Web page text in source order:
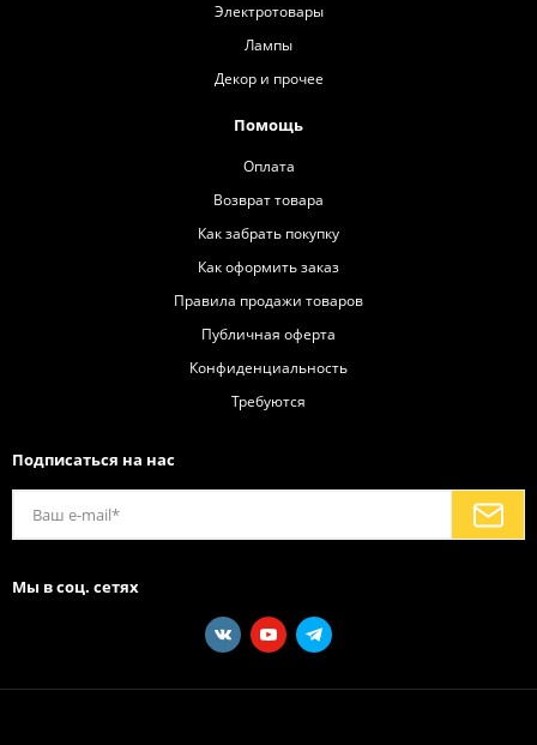
Электротовары
Лампы
Декор и прочее
Помощь
Оплата
Возврат товара
Как забрать покупку
Как оформить заказ
Правила продажи товаров
Публичная оферта
Конфиденциальность
Требуются
Подписаться на нас
Мы в соц. сетях